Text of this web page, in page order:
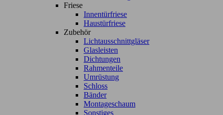
Friese
Innentürfriese
Haustürfriese
Zubehör
Lichtausschnittgläser
Glasleisten
Dichtungen
Rahmenteile
Umrüstung
Schloss
Bänder
Montageschaum
Sonstiges